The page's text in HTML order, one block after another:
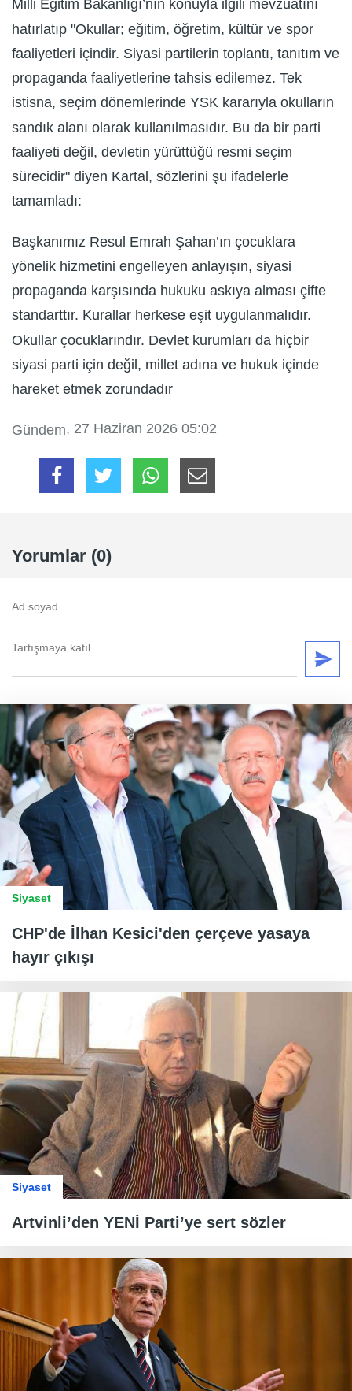
Milli Eğitim Bakanlığı’nın konuyla ilgili mevzuatını
hatırlatıp "Okullar; eğitim, öğretim, kültür ve spor
faaliyetleri içindir. Siyasi partilerin toplantı, tanıtım ve
propaganda faaliyetlerine tahsis edilemez. Tek
istisna, seçim dönemlerinde YSK kararıyla okulların
sandık alanı olarak kullanılmasıdır. Bu da bir parti
faaliyeti değil, devletin yürüttüğü resmi seçim
sürecidir" diyen Kartal, sözlerini şu ifadelerle
tamamladı:
Başkanımız Resul Emrah Şahan’ın çocuklara
yönelik hizmetini engelleyen anlayışın, siyasi
propaganda karşısında hukuku askıya alması çifte
standarttır. Kurallar herkese eşit uygulanmalıdır.
Okullar çocuklarındır. Devlet kurumları da hiçbir
siyasi parti için değil, millet adına ve hukuk içinde
hareket etmek zorundadır
Gündem, 27 Haziran 2026 05:02
Yorumlar (0)
Siyaset
CHP'de İlhan Kesici'den çerçeve yasaya
hayır çıkışı
Siyaset
Artvinli’den YENİ Parti’ye sert sözler